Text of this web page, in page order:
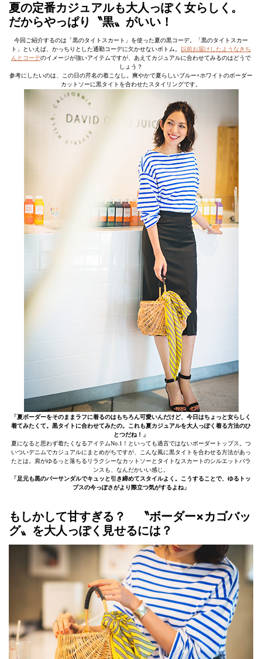
夏の定番カジュアルも大人っぽく女らしく。
だからやっぱり〝黒〟がいい！
今回ご紹介するのは「黒のタイトスカート」を使った夏の黒コーデ。「黒のタイトスカー
ト」といえば、かっちりとした通勤コーデに欠かせないボトム。
以前お届けしたようなきち
んとコーデのイメージが強いアイテムですが、あえてカジュアルに合わせてみるのはどうで
しょう？
参考にしたいのは、この日の芹名の着こなし。爽やかで夏らしいブルー×ホワイトのボーダー
カットソーに黒タイトを合わせたスタイリングです。
「夏ボーダーをそのままラフに着るのはもちろん可愛いんだけど、今日はちょっと女らしく
着てみたくて。黒タイトに合わせてみたの。これも夏カジュアルを大人っぽく着る方法のひ
とつだね！」
夏になると思わず着たくなるアイテムNo.1！といっても過言ではないボーダートップス。つ
いついデニムでカジュアルにまとめがちですが、こんな風に黒タイトを合わせる方法があっ
たとは。肩がゆるっと落ちるリラクシーなカットソーとタイトなスカートのシルエットバラ
ンスも、なんだかいい感じ。
「足元も黒のバーサンダルでキュッと引き締めてスタイルよく。こうすることで、ゆるトッ
プスの今っぽさがより際立つ気がするよね」
もしかして甘すぎる？ 〝ボーダー×カゴバッ
グ〟を大人っぽく見せるには？